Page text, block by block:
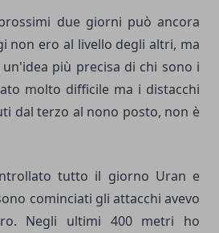
due giorni può ancora
non ero al livello degli altri, ma
più precisa di chi sono i
molto difficile ma i distacchi
dal terzo al nono posto, non è
tutto il giorno Uran e
cominciati gli attacchi avevo
Negli ultimi 400 metri ho